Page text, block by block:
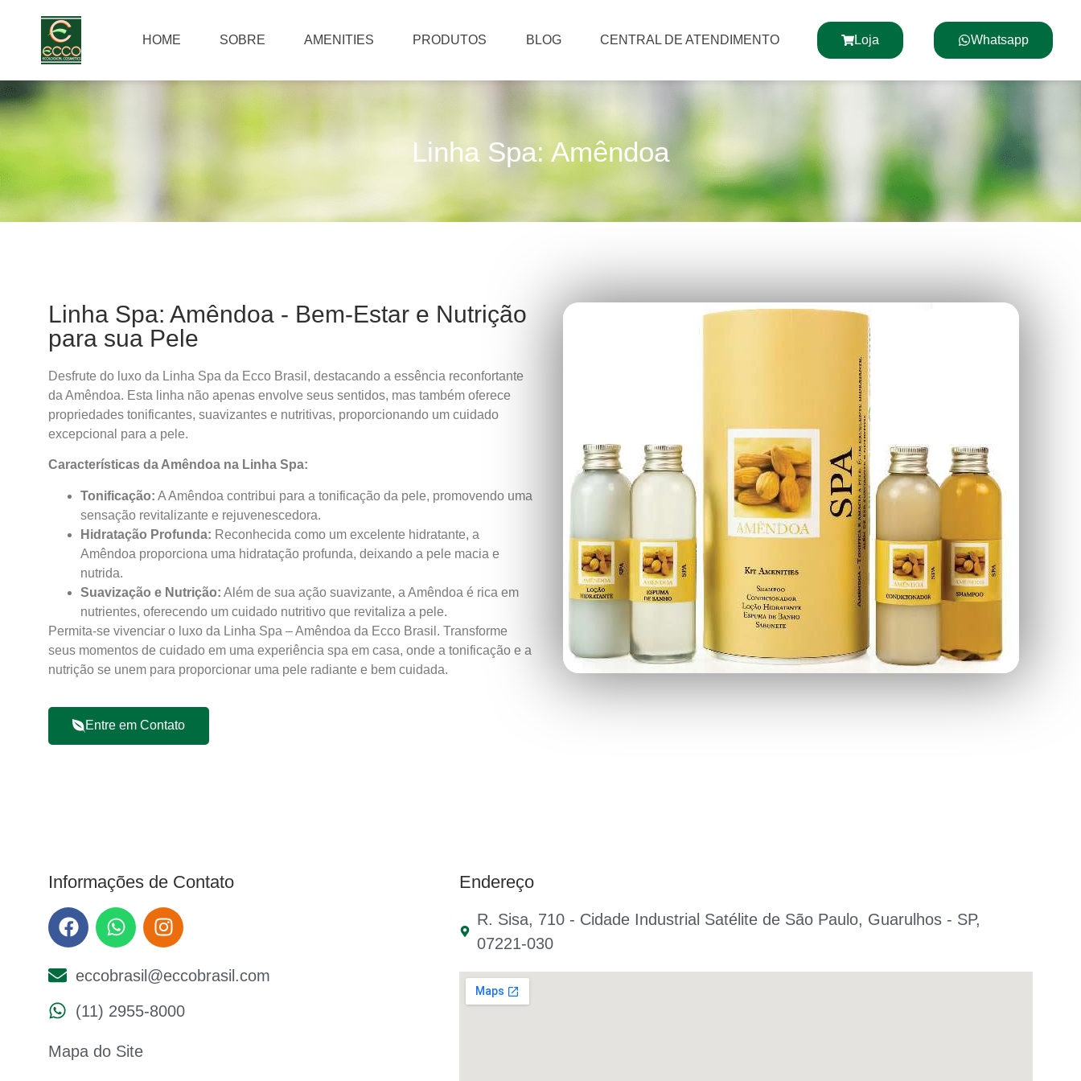
HOME SOBRE AMENITIES PRODUTOS BLOG CENTRAL DE ATENDIMENTO Loja Whatsapp
Linha Spa: Amêndoa
Linha Spa: Amêndoa - Bem-Estar e Nutrição
para sua Pele
Desfrute do luxo da Linha Spa da Ecco Brasil, destacando a essência reconfortante
da Amêndoa. Esta linha não apenas envolve seus sentidos, mas também oferece
propriedades tonificantes, suavizantes e nutritivas, proporcionando um cuidado
excepcional para a pele.
Características da Amêndoa na Linha Spa:
Tonificação: A Amêndoa contribui para a tonificação da pele, promovendo uma
sensação revitalizante e rejuvenescedora.
Hidratação Profunda: Reconhecida como um excelente hidratante, a
Amêndoa proporciona uma hidratação profunda, deixando a pele macia e
nutrida.
Suavização e Nutrição: Além de sua ação suavizante, a Amêndoa é rica em
nutrientes, oferecendo um cuidado nutritivo que revitaliza a pele.
Permita-se vivenciar o luxo da Linha Spa – Amêndoa da Ecco Brasil. Transforme
seus momentos de cuidado em uma experiência spa em casa, onde a tonificação e a
nutrição se unem para proporcionar uma pele radiante e bem cuidada.
Entre em Contato
Informações de Contato
eccobrasil@eccobrasil.com
(11) 2955-8000
Mapa do Site
Endereço
R. Sisa, 710 - Cidade Industrial Satélite de São Paulo, Guarulhos - SP,
07221-030